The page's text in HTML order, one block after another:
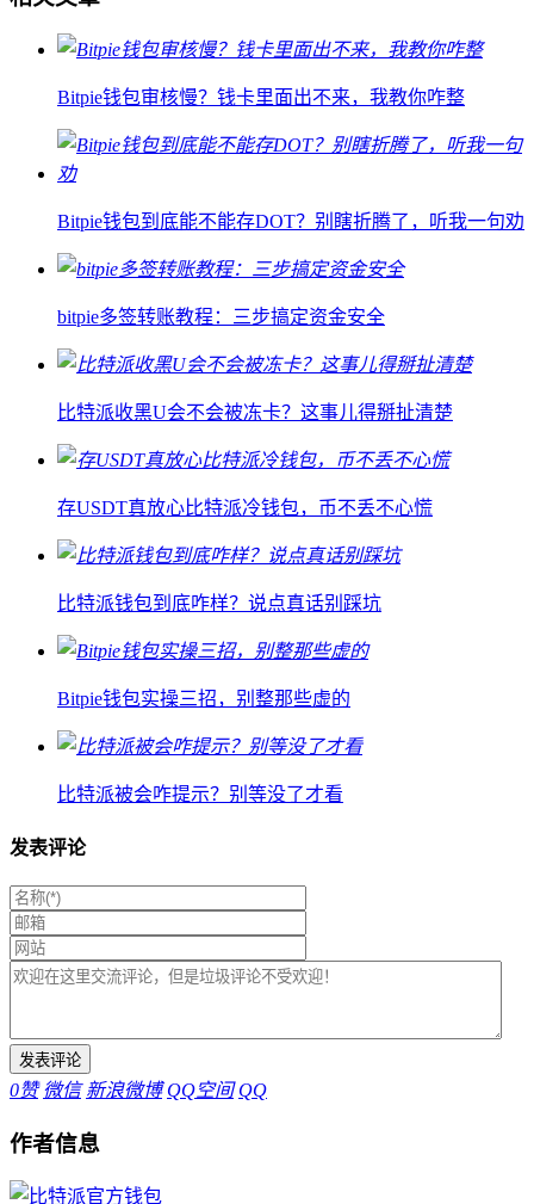
Bitpie钱包审核慢？钱卡里面出不来，我教你咋整
Bitpie钱包到底能不能存DOT？别瞎折腾了，听我一句劝
bitpie多签转账教程：三步搞定资金安全
比特派收黑U会不会被冻卡？这事儿得掰扯清楚
存USDT真放心比特派冷钱包，币不丢不心慌
比特派钱包到底咋样？说点真话别踩坑
Bitpie钱包实操三招，别整那些虚的
比特派被会咋提示？别等没了才看
发表评论
0赞 微信 新浪微博 QQ空间 QQ
作者信息